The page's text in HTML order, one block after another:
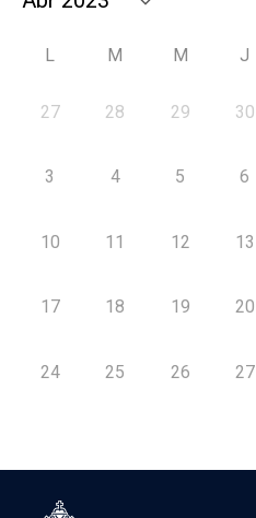
L M M J
27 28 29 30
3 4 5 6
10 11 12 13
17 18 19 20
24 25 26 27